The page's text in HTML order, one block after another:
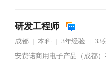
研发工程师
成都 本科 3年经验
33
安费诺商用电子产品（成都）